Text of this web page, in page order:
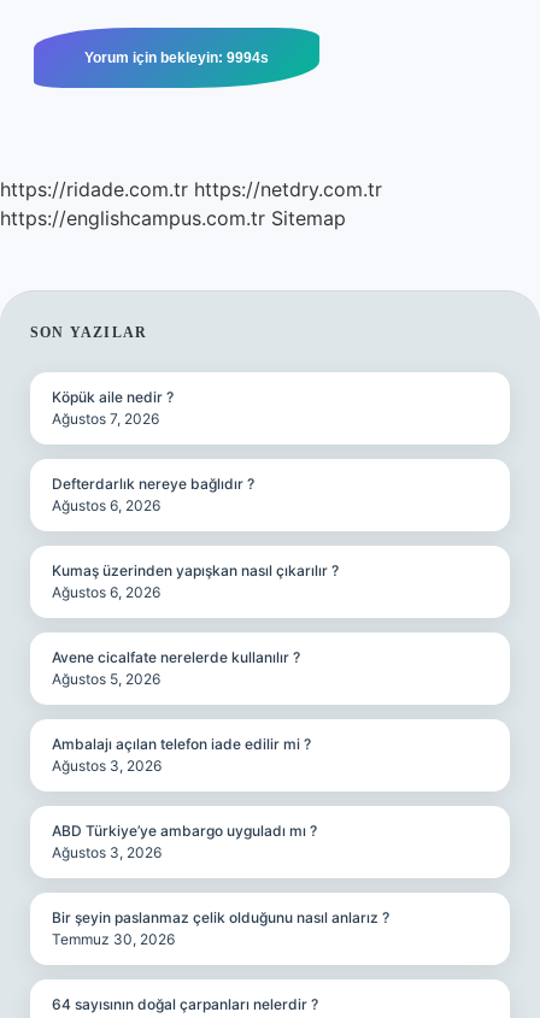
https://ridade.com.tr https://netdry.com.tr
https://englishcampus.com.tr Sitemap
SIDEBAR
SON YAZILAR
Köpük aile nedir ?
Ağustos 7, 2026
Defterdarlık nereye bağlıdır ?
Ağustos 6, 2026
Kumaş üzerinden yapışkan nasıl çıkarılır ?
Ağustos 6, 2026
Avene cicalfate nerelerde kullanılır ?
Ağustos 5, 2026
Ambalajı açılan telefon iade edilir mi ?
Ağustos 3, 2026
ABD Türkiye’ye ambargo uyguladı mı ?
Ağustos 3, 2026
Bir şeyin paslanmaz çelik olduğunu nasıl anlarız ?
Temmuz 30, 2026
64 sayısının doğal çarpanları nelerdir ?